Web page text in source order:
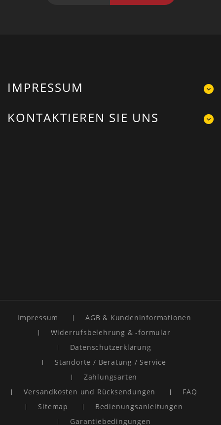
IMPRESSUM
KONTAKTIEREN SIE UNS
Impressum
AGB & Kundeninformationen
Widerrufsbelehrung & -formular
Datenschutzerklärung
Standorte / Beratung / Service
Zahlungsarten
Versandkosten und Rücksendungen
FAQ
Sitemap
Bedienungsanleitungen
Garantiebedingungen